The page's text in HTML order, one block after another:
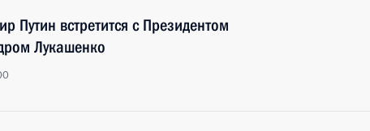
Путин встретится с Президентом
Лукашенко